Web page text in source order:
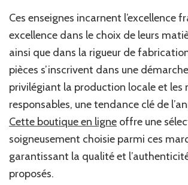
Ces enseignes incarnent l’excellence
excellence dans le choix de leurs
ainsi que dans la rigueur de
pièces s’inscrivent dans une
privilégiant la production locale et les
responsables, une tendance clé de
Cette boutique en ligne offre une
soigneusement choisie parmi ces
garantissant la qualité et
proposés.